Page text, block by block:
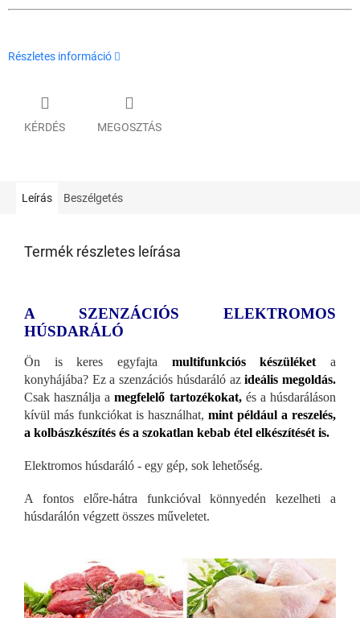
Részletes információ
KÉRDÉS MEGOSZTÁS
Leírás Beszélgetés
Termék részletes leírása
A SZENZÁCIÓS ELEKTROMOS
HÚSDARÁLÓ
Ön is keres egyfajta multifunkciós készüléket a
konyhájába? Ez a szenzációs húsdaráló azideális megoldás.
Csak használja amegfelelő tartozékokat,és a húsdaráláson
kívül más funkciókat is használhat, mint például a reszelés,
a kolbászkészítés és a szokatlan kebab étel elkészítését is.
Elektromos húsdaráló - egy gép, sok lehetőség.
A fontos előre-hátra funkcióval könnyedén kezelheti a
húsdarálón végzett összes műveletet.